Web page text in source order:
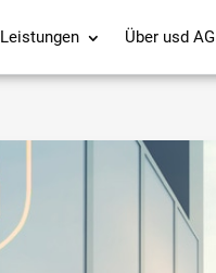
Leistungen Über usd AG